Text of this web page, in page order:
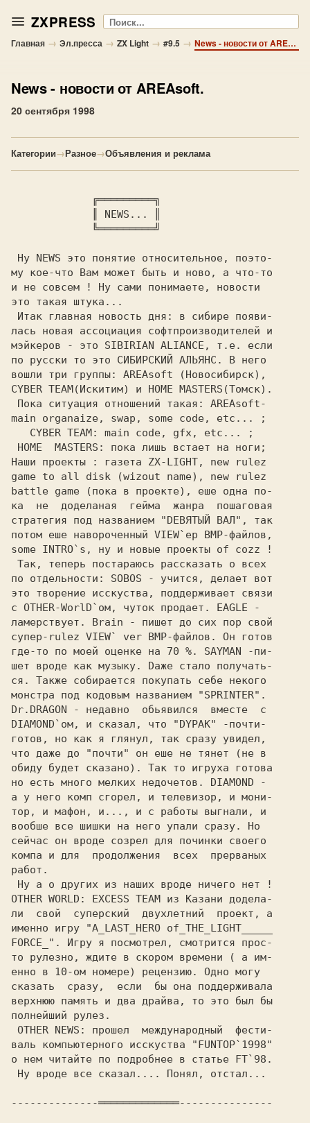
ZXPRESS Поиск
Главная → Эл.пресса → ZX Light → #9.5 → News - новости от AREAsoft.
News- новости от AREAsoft.
20 сентября 1998
Категории→Разное→Объявления и реклама
Ну NEWS это понятие относительное, поэто-
му кое-что Вам может быть и ново, а что-то
лась новая ассоциация софтпроизводителей и
мэйкеров - это SIBIRIAN ALIANCE,
по русски то это СИБИРСКИЙ АЛЬЯНС.
вошли три группы: AREAsoft (Новосибирск),
main organaize, swap, some code, etc... ;
Наши проекты : газета ZX-LIGHT, new rulez
game to all disk (wizout name), new rulez
battle game (пока в проекте), еше одна по-
ка  не  доделаная  гейма  жанра  пошаговая
стратегия под названием "DEBЯTЫЙ ВАЛ", так
потом еше навороченный VIEW`ер BMP-файлов,
по отдельности: SOBOS - учится, делает вот
это творение исскуства, поддерживает связи
ламерствует. Brain - пишет до сих пор свой
супер-rulez VIEW` ver BMP-файлов. Он готов
где-то по моей оценке на 70 %. SAYMAN -пи-
шет вроде как музыку. Dажe стало получать-
ся. Также собирается покупать себе некого
монстра под кодовым названием "SPRINTER".
Dr.DRAGON - недавно  oбьявился  вместе  с
DIAMOND`ом, и сказал, что "DYPAK" -почти-
готов, но как я глянул, так сразу увидел,
что даже до "почти" он еше не тянет (не в
обиду будет сказано). Так то игруха готова
но есть много мелких недочетов. DIAMOND -
а у него комп сгорел, и телевизор, и мони-
тор, и мафон, и..., и с работы выгнали, и
вообше все шишки на него упали сразу. Ho
сейчас он вроде созрел для починки своего
компа и для  продолжения  всех  прeрваных
OTHER WORLD: EXCESS TEAM из Казани дoдeла-
ли  свой  суперский  двухлетний  проект, а
именно игру
FORCE_".
Игру я посмотрел, смотрится прос-
то рулезно, ждите в скором времени ( а им-
енно в 10-ом номере) рецензию. Одно могу
сказать  сразу,  если  бы она поддерживала
верхнюю память и два драйва, то это был бы
OTHER NEWS:
прошел  международный  фeсти-
валь компьютерного исскуства "FUNTOP`1998"
o нем читайте по подробнее в статье FT`98.
--------------═════════════---------------